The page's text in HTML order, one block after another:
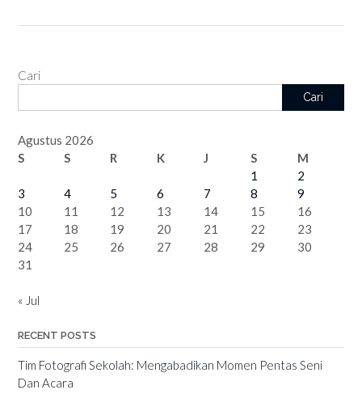
Cari
Cari
Agustus 2026
S
S R K J S
M
1
2
3
4 5 6 7 8
9
10
11 12 13 14 15
16
17
18 19 20 21 22
23
24
25 26 27 28 29
30
31
« Jul
RECENT POSTS
Tim Fotografi Sekolah: Mengabadikan Momen Pentas Seni
Dan Acara